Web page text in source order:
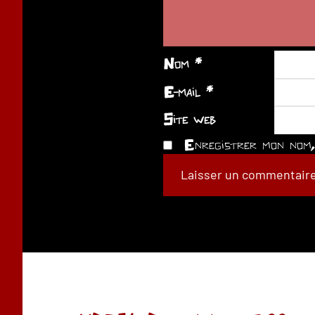
Nom *
E-mail *
Site web
Enregistrer mon